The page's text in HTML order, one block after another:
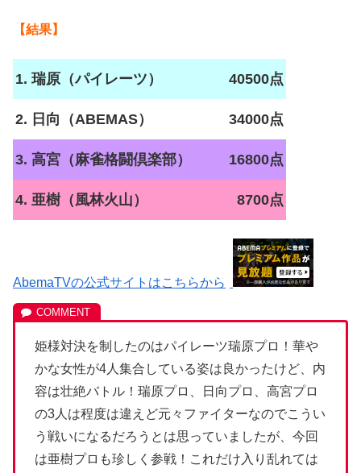
【結果】
1. 瑞原（パイレーツ） 40500点
2. 日向（ABEMAS） 34000点
3. 高宮（麻雀格闘倶楽部） 16800点
4. 亜樹（風林火山） 8700点
AbemaTVの公式サイトはこちらから
姫様対決を制したのはパイレーツ瑞原プロ！華や
かな女性が4人集合している姿は良かったけど、内
容は壮絶バトル！瑞原プロ、日向プロ、高宮プロ
の3人は程度は違えど元々ファイターなのでこうい
う戦いになるだろうとは思っていましたが、今回
は亜樹プロも珍しく参戦！これだけ入り乱れては